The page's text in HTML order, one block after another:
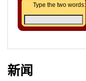
Type the two words:
新闻